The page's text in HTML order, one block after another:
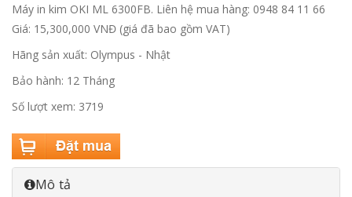
Máy in kim OKI ML 6300FB. Liên hệ mua hàng: 0948 84 11 66
Giá: 15,300,000 VNĐ (giá đã bao gồm VAT)
Hãng sản xuất: Olympus - Nhật
Bảo hành: 12 Tháng
Số lượt xem: 3719
Mô tả